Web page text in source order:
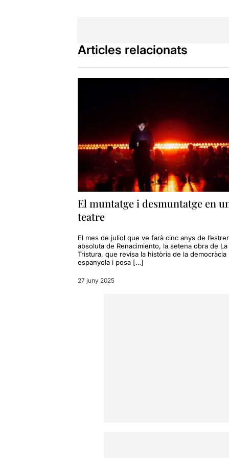
Articles relacionats
El muntatge i desmuntatge en
teatre
El mes de juliol que ve farà cinc anys de
absoluta de Renacimiento, la setena obra de La
Tristura, que revisa la història de la democràcia
espanyola i posa […]
27 juny 2025